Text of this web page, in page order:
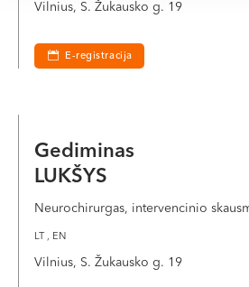
Vilnius, S. Žukausko g. 19
E-registracija
Gediminas
LUKŠYS
Neurochirurgas, intervencinio
LT , EN
Vilnius, S. Žukausko g. 19